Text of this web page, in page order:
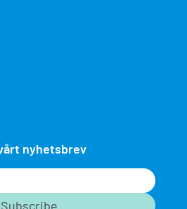
nyhetsbrev